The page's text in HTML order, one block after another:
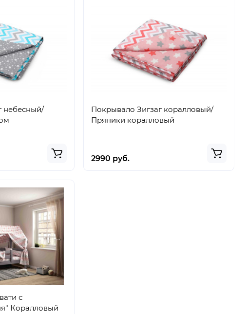
небесный/
Покрывало Зигзаг коралловый/
Пряники коралловый
2990 руб.
с
Коралловый